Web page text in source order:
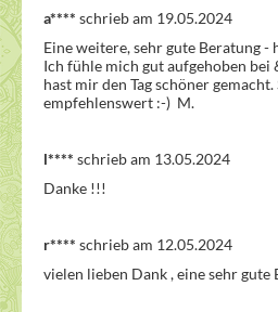
a**** schrieb am 19.05.2024
Eine weitere, sehr gute Beratung
Ich fühle mich gut aufgehoben bei
hast mir den Tag schöner
empfehlenswert :-)  M.
l**** schrieb am 13.05.2024
Danke !!!
r**** schrieb am 12.05.2024
vielen lieben Dank , eine sehr gute